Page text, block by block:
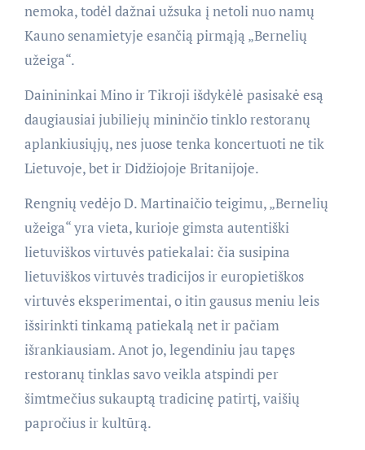
nemoka, todėl dažnai užsuka į netoli nuo namų
Kauno senamietyje esančią pirmąją „Bernelių
užeiga“.
Dainininkai Mino ir Tikroji išdykėlė pasisakė esą
daugiausiai jubiliejų mininčio tinklo restoranų
aplankiusiųjų, nes juose tenka koncertuoti ne tik
Lietuvoje, bet ir Didžiojoje Britanijoje.
Rengnių vedėjo D. Martinaičio teigimu, „Bernelių
užeiga“ yra vieta, kurioje gimsta autentiški
lietuviškos virtuvės patiekalai: čia susipina
lietuviškos virtuvės tradicijos ir europietiškos
virtuvės eksperimentai, o itin gausus meniu leis
išsirinkti tinkamą patiekalą net ir pačiam
išrankiausiam. Anot jo, legendiniu jau tapęs
restoranų tinklas savo veikla atspindi per
šimtmečius sukauptą tradicinę patirtį, vaišių
papročius ir kultūrą.